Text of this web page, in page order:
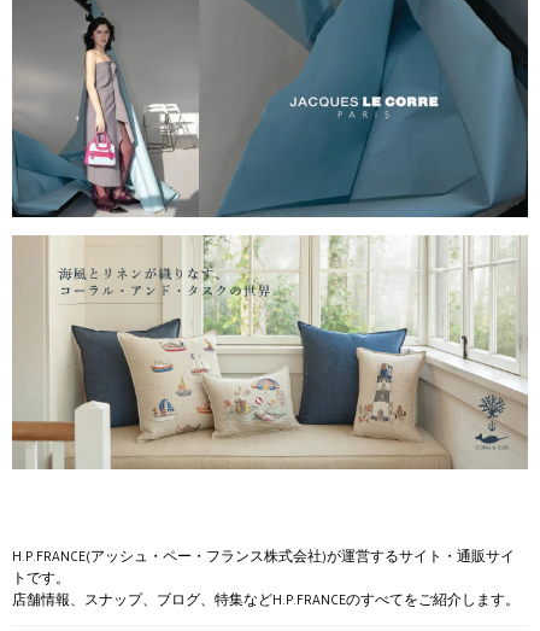
H.P.FRANCE(アッシュ・ペー・フランス株式会社)が運営するサイト・通販サイ
トです。
店舗情報、スナップ、ブログ、特集などH.P.FRANCEのすべてをご紹介します。